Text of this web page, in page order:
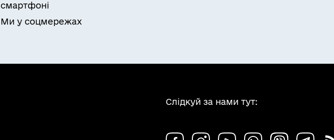
смартфоні
Ми у соцмережах
Слідкуй за нами тут: